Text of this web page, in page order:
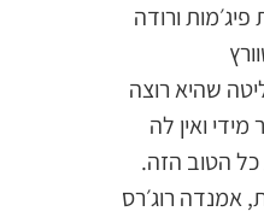
ורודה
שהיא רוצה
ואין לה
הטוב הזה.
אמנדה רוג׳רס